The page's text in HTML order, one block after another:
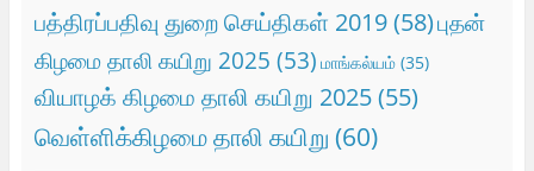
பத்திரப்பதிவு துறை செய்திகள் 2019(58)புதன்
கிழமை தாலி கயிறு 2025 (53) மாங்கல்யம்(35)
வியாழக் கிழமை தாலி கயிறு 2025(55)
வெள்ளிக்கிழமை தாலி கயிறு (60)